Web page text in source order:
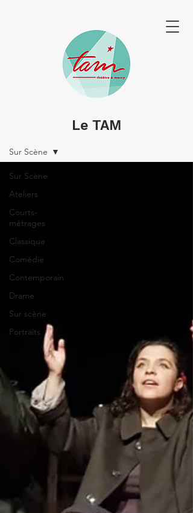
SPECTACLES & PORTRAITS
Sur Scène
Ateliers
Courts-
métrages
Classique
Comédie
Contemporain
Drame
Sur scène
Portraits
Sur Scène
Le TAM